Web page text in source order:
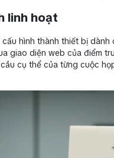
linh hoạt
hình thành thiết bị
giao diện web của điểm
cụ thể của từng cuộc